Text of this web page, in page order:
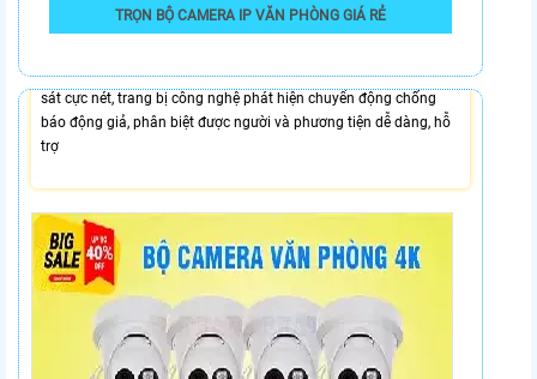
TRỌN BỘ CAMERA IP VĂN PHÒNG GIÁ RẺ
Lắp Camera Văn Phòng Giá Rẻ Chất Lượng 4K là một trong
dùng lựa chọn hàng đầu với độ phân giải 8.0MP hình ảnh giám
sát cực nét, trang bị công nghệ phát hiện chuyển động chống
báo động giả, phân biệt được người và phương tiện dễ dàng, hỗ
trợ